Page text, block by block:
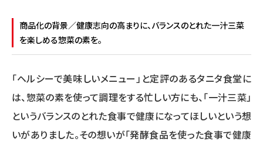
商品化の背景／健康志向の高まりに、バランスのとれた一汁三菜
を楽しめる惣菜の素を。
「ヘルシーで美味しいメニュー」と定評のあるタニタ食堂に
は、惣菜の素を使って調理をする忙しい方にも、「一汁三菜」
というバランスのとれた食事で健康になってほしいという想
いがありました。その想いが「発酵食品を使った食事で健康